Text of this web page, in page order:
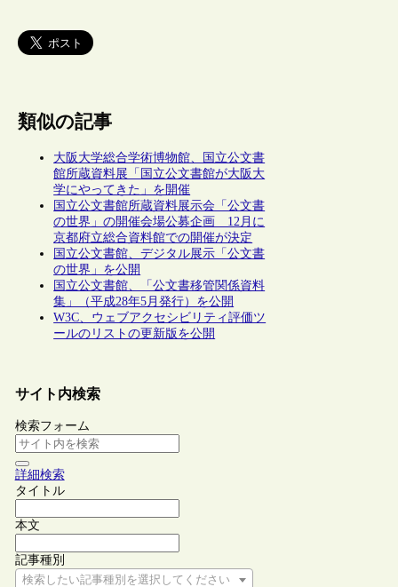
類似の記事
大阪大学総合学術博物館、国立公文書
館所蔵資料展「国立公文書館が大阪大
学にやってきた」を開催
国立公文書館所蔵資料展示会「公文書
の世界」の開催会場公募企画 12月に
京都府立総合資料館での開催が決定
国立公文書館、デジタル展示「公文書
の世界」を公開
国立公文書館、「公文書移管関係資料
集」（平成28年5月発行）を公開
W3C、ウェブアクセシビリティ評価ツ
ールのリストの更新版を公開
サイト内検索
検索フォーム
詳細検索
タイトル
本文
記事種別
検索したい記事種別を選択してください